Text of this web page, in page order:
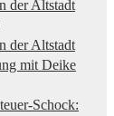
der Altstadt
der Altstadt
mit Deike
Schock: